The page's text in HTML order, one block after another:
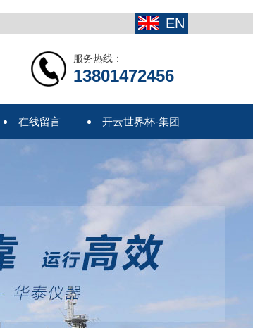
EN
服务热线：
13801472456
在线留言 开云世界杯-集团
有限公司